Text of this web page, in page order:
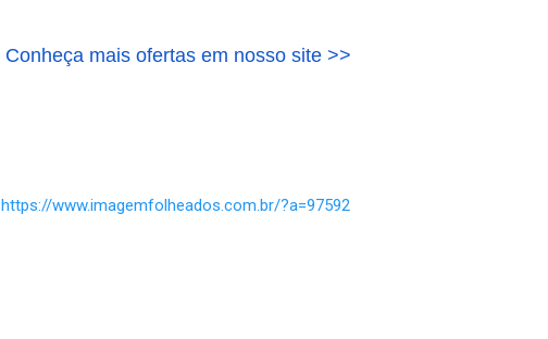
Conheça mais ofertas em nosso site >>
https://www.imagemfolheados.com.br/?a=97592